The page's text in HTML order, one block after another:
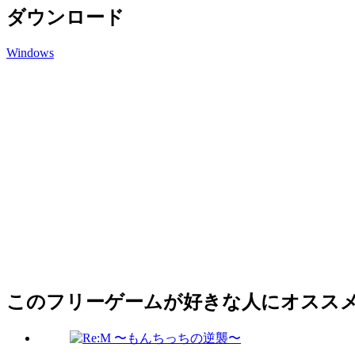
ダウンロード
Windows
このフリーゲームが好きな人にオスス